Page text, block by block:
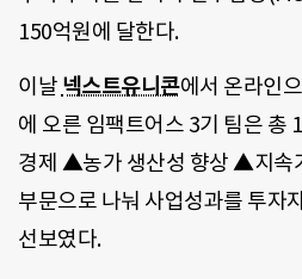
150억원에 달한다.
이날 넥스트유니콘에서 온라인
에 오른 임팩트어스 3기 팀은
경제 ▲농가 생산성 향상 ▲지속
부문으로 나눠 사업성과를 투자
선보였다.